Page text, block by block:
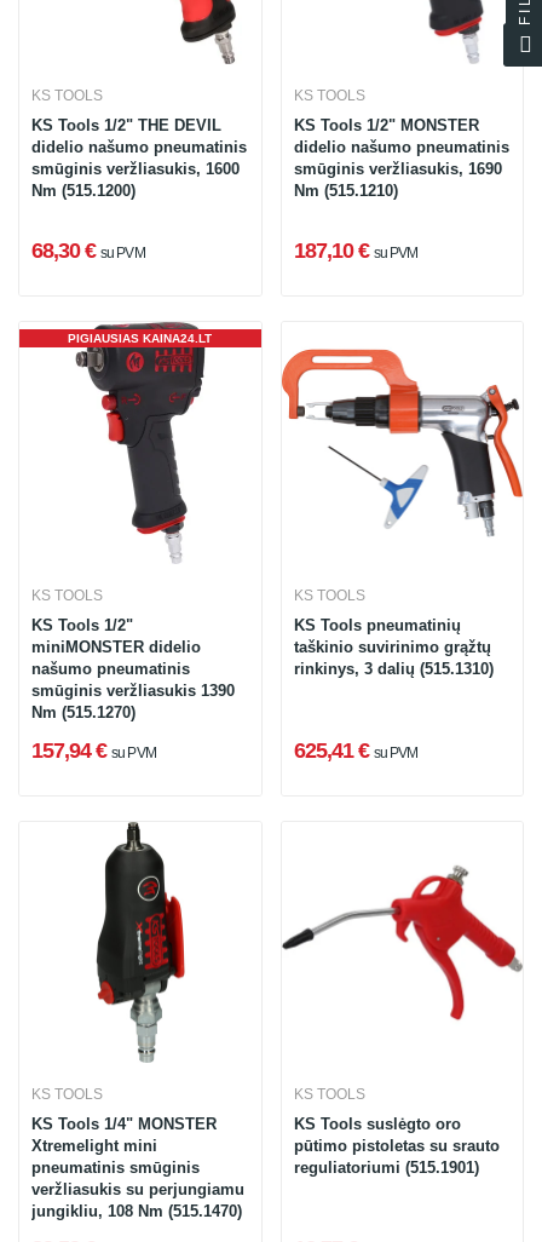
KS TOOLS
KS Tools 1/2" THE DEVIL
didelio našumo pneumatinis
smūginis veržliasukis, 1600
Nm (515.1200)
68,30 € su PVM
KS TOOLS
KS Tools 1/2" MONSTER
didelio našumo pneumatinis
smūginis veržliasukis, 1690
Nm (515.1210)
187,10 € su PVM
PIGIAUSIAS KAINA24.LT
KS TOOLS
KS Tools 1/2"
miniMONSTER didelio
našumo pneumatinis
smūginis veržliasukis 1390
Nm (515.1270)
157,94 € su PVM
KS TOOLS
KS Tools pneumatinių
taškinio suvirinimo grąžtų
rinkinys, 3 dalių (515.1310)
625,41 € su PVM
KS TOOLS
KS Tools 1/4" MONSTER
Xtremelight mini
pneumatinis smūginis
veržliasukis su perjungiamu
jungikliu, 108 Nm (515.1470)
KS TOOLS
KS Tools suslėgto oro
pūtimo pistoletas su srauto
reguliatoriumi (515.1901)